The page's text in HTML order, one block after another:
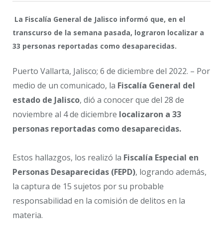
La Fiscalía General de Jalisco informó que, en el
transcurso de la semana pasada, lograron localizar a
33 personas reportadas como desaparecidas.
Puerto Vallarta, Jalisco; 6 de diciembre del 2022. – Por
medio de un comunicado, la Fiscalía General del
estado de Jalisco, dió a conocer que del 28 de
noviembre al 4 de diciembre localizaron a 33
personas reportadas como desaparecidas.
Estos hallazgos, los realizó la Fiscalía Especial en
Personas Desaparecidas (FEPD), logrando además,
la captura de 15 sujetos por su probable
responsabilidad en la comisión de delitos en la
materia.